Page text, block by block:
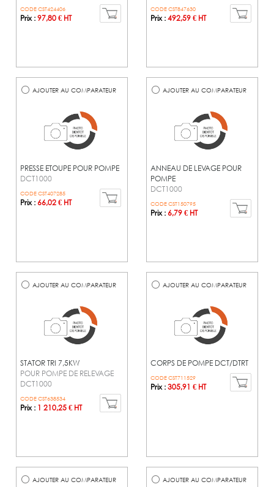
CODE CST424406
Prix :97,80 € HT
CODE CST847630
Prix :492,59 € HT
AJOUTER AU COMPARATEUR
PRESSE ETOUPE POUR POMPE
DCT1000
CODE CST407285
Prix :66,02 € HT
AJOUTER AU COMPARATEUR
ANNEAU DE LEVAGE POUR
POMPE
DCT1000
CODE CST150795
Prix :6,79 € HT
AJOUTER AU COMPARATEUR
STATOR TRI 7,5KW
POUR POMPE DE RELEVAGE
DCT1000
CODE CST638534
Prix : 1 210,25 € HT
AJOUTER AU COMPARATEUR
CORPS DE POMPE DCT/DTRT
CODE CST711529
Prix :305,91 € HT
AJOUTER AU COMPARATEUR AJOUTER AU COMPARATEUR